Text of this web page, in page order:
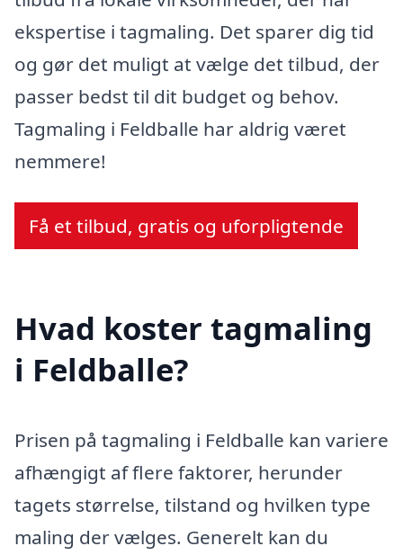
ekspertise i tagmaling. Det sparer dig tid
og gør det muligt at vælge det tilbud, der
passer bedst til dit budget og behov.
Tagmaling i Feldballe har aldrig været
nemmere!
Få et tilbud, gratis og uforpligtende
Hvad koster tagmaling
i Feldballe?
Prisen på tagmaling i Feldballe kan variere
afhængigt af flere faktorer, herunder
tagets størrelse, tilstand og hvilken type
maling der vælges. Generelt kan du